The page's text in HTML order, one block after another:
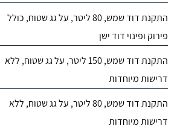
חייג עכשיו
התקנת דוד שמש, 80 ליטר, על גג שטוח, כולל
פירוק ופינוי דוד ישן
התקנת דוד שמש, 150 ליטר, על גג שטוח, ללא
דרישות מיוחדות
התקנת דוד שמש, 80 ליטר, על גג שטוח, ללא
דרישות מיוחדות